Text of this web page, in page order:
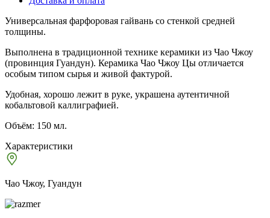
Универсальная фарфоровая гайвань со стенкой средней
толщины.
Выполнена в традиционной технике керамики из Чао Чжоу
(провинция Гуандун). Керамика Чао Чжоу Цы отличается
особым типом сырья и живой фактурой.
Удобная, хорошо лежит в руке, украшена аутентичной
кобальтовой каллиграфией.
Объём: 150 мл.
Характеристики
Чао Чжоу, Гуандун